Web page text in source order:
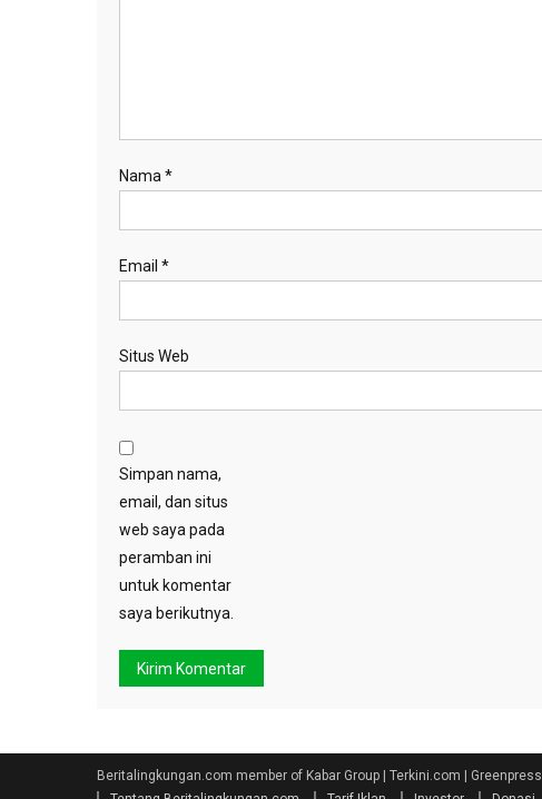
Nama *
Email *
Situs Web
Simpan nama,
email, dan situs
web saya pada
peramban ini
untuk komentar
saya berikutnya.
Beritalingkungan.com member of Kabar Group | Terkini.com | Greenpress